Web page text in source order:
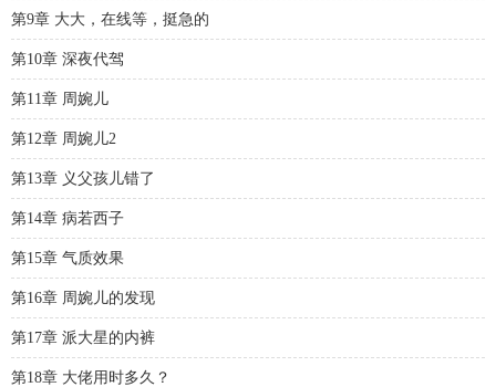
第9章 大大，在线等，挺急的
第10章 深夜代驾
第11章 周婉儿
第12章 周婉儿2
第13章 义父孩儿错了
第14章 病若西子
第15章 气质效果
第16章 周婉儿的发现
第17章 派大星的内裤
第18章 大佬用时多久？